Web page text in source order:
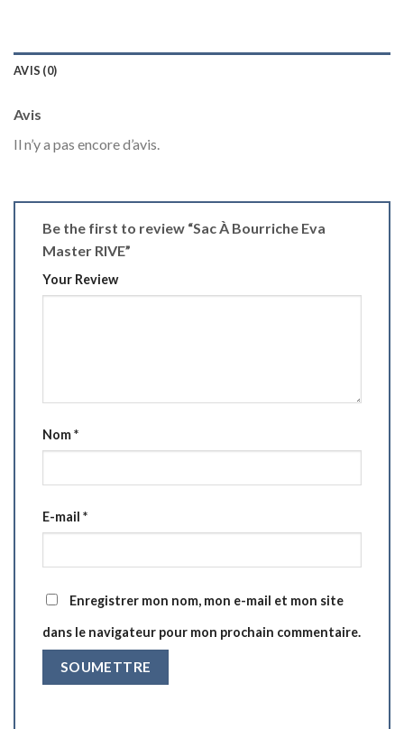
AVIS (0)
Avis
Il n’y a pas encore d’avis.
Be the first to review “Sac À Bourriche Eva
Master RIVE”
Your Review
Nom*
E-mail *
Enregistrer mon nom, mon e-mail et mon site
dans le navigateur pour mon prochain commentaire.